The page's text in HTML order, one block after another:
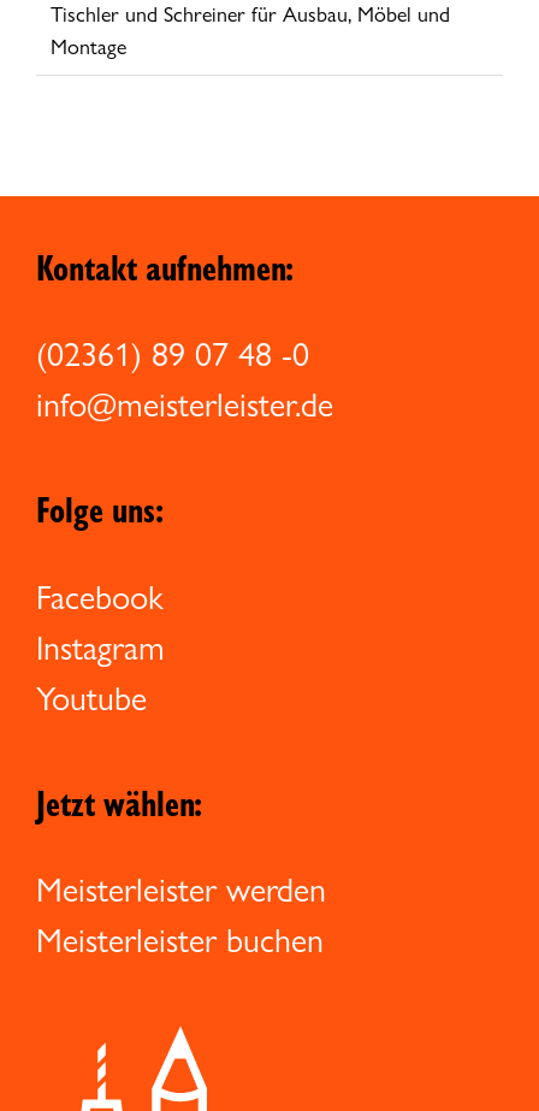
Tischler und Schreiner für Ausbau, Möbel und
Montage
Kontakt aufnehmen:
(02361) 89 07 48 -0
info@meisterleister.de
Folge uns:
Facebook
Instagram
Youtube
Jetzt wählen:
Meisterleister werden
Meisterleister buchen